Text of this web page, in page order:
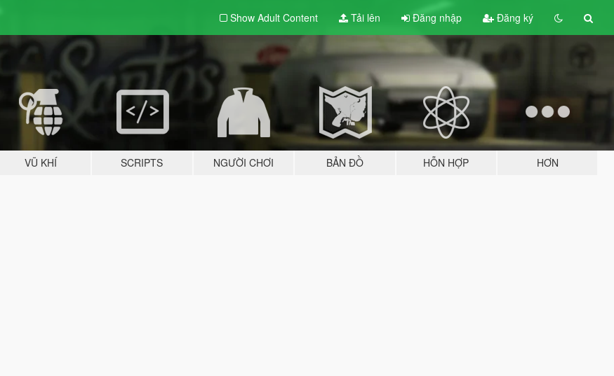
Show Adult Content Tải lên Đăng nhập Đăng ký
VŨ KHÍ SCRIPTS NGƯỜI CHƠI BẢN ĐỒ HỖN HỢP HƠN